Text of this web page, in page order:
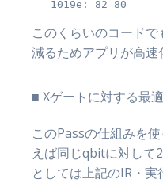
このくらいのコード
減るためアプリが高速
■ Xゲートに対する最
このPassの仕組みを
えば同じqbitに対して
としては上記のIR・実